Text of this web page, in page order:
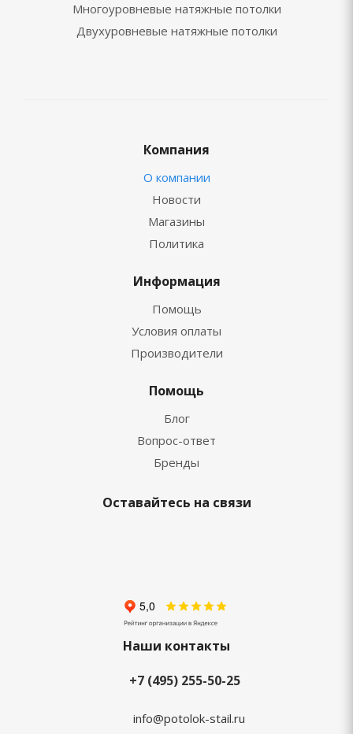
Многоуровневые натяжные потолки
Двухуровневые натяжные потолки
Компания
О компании
Новости
Магазины
Политика
Информация
Помощь
Условия оплаты
Производители
Помощь
Блог
Вопрос-ответ
Бренды
Оставайтесь на связи
Наши контакты
+7 (495) 255-50-25
info@potolok-stail.ru